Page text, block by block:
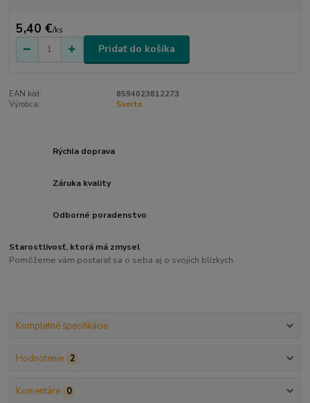
5,40 €/ks
Pridať do košíka
EAN kód:
8594023812273
Výrobca:
Svorto
Rýchla doprava
Záruka kvality
Odborné poradenstvo
Starostlivosť, ktorá má zmysel
Pomôžeme vám postarať sa o seba aj o svojich blízkych.
Kompletné špecifikácie
Hodnotenie 2
Komentáre 0